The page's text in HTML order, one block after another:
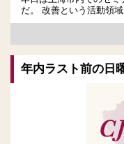
だ。 改善という活動領域
年内ラスト前の日